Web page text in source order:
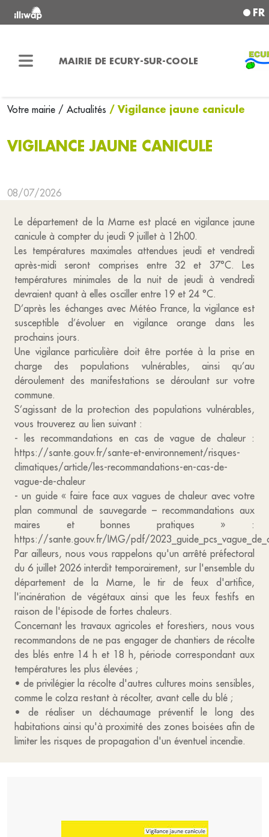
FR
MAIRIE DE ECURY-SUR-COOLE
Votre mairie / Actualités / Vigilance jaune canicule
VIGILANCE JAUNE CANICULE
08/07/2026
Le département de la Marne est placé en vigilance jaune
canicule à compter du jeudi 9 juillet à 12h00.
Les températures maximales attendues jeudi et vendredi
après-midi seront comprises entre 32 et 37°C. Les
températures minimales de la nuit de jeudi à vendredi
devraient quant à elles osciller entre 19 et 24 °C.
D’après les échanges avec Météo France, la vigilance est
susceptible d’évoluer en vigilance orange dans les
prochains jours.
Une vigilance particulière doit être portée à la prise en
charge des populations vulnérables, ainsi qu’au
déroulement des manifestations se déroulant sur votre
commune.
S’agissant de la protection des populations vulnérables,
vous trouverez au lien suivant :
- les recommandations en cas de vague de chaleur :
https://sante.gouv.fr/sante-et-environnement/risques-
climatiques/article/les-recommandations-en-cas-de-
vague-de-chaleur
- un guide « faire face aux vagues de chaleur avec votre
plan communal de sauvegarde – recommandations aux
maires et bonnes pratiques » :
https://sante.gouv.fr/IMG/pdf/
Par ailleurs, nous vous rappelons qu'un arrêté préfectoral
du 6 juillet 2026 interdit temporairement, sur l'ensemble du
département de la Marne, le tir de feux d'artifice,
l'incinération de végétaux ainsi que les feux festifs en
raison de l'épisode de fortes chaleurs.
Concernant les travaux agricoles et forestiers, nous vous
recommandons de ne pas engager de chantiers de récolte
des blés entre 14 h et 18 h, période correspondant aux
températures les plus élevées ;
• de privilégier la récolte d'autres cultures moins sensibles,
comme le colza restant à récolter, avant celle du blé ;
• de réaliser un déchaumage préventif le long des
habitations ainsi qu'à proximité des zones boisées afin de
limiter les risques de propagation d'un éventuel incendie.